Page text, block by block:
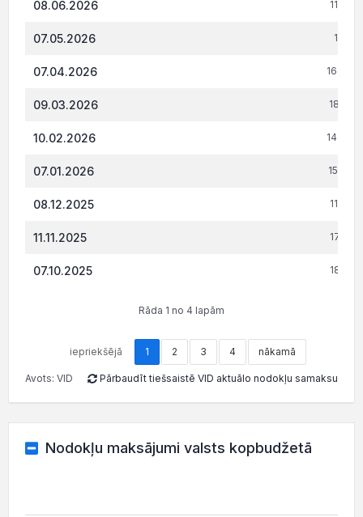
08.06.2026 11
07.05.2026 18
07.04.2026 16
09.03.2026 18
10.02.2026 14
07.01.2026 15
08.12.2025 11
11.11.2025 17
07.10.2025 18
Rāda 1 no 4 lapām
iepriekšējā 1 2 3 4 nākamā
Avots: VID Pārbaudīt tiešsaistē VID aktuālo nodokļu samaksu
Nodokļu maksājumi valsts kopbudžetā